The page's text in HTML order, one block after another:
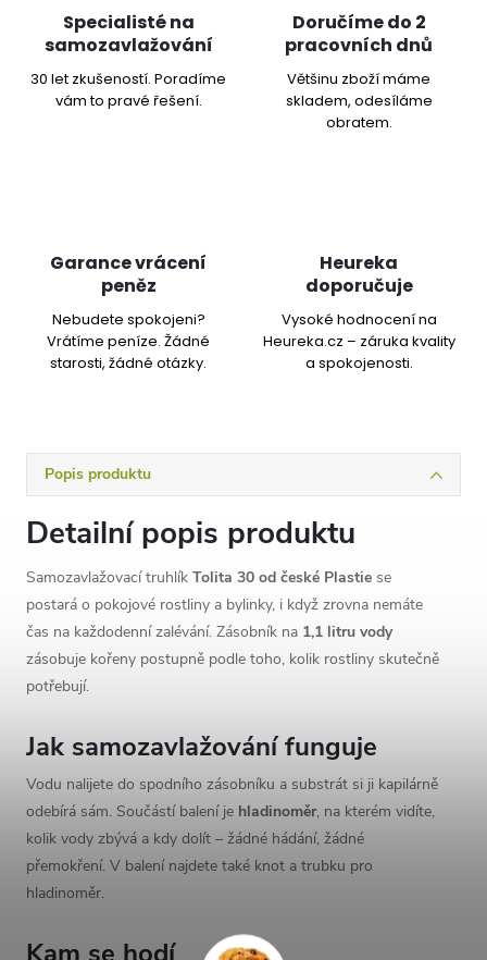
Specialisté na
samozavlažování
30 let zkušeností. Poradíme
vám to pravé řešení.
Doručíme do 2
pracovních dnů
Většinu zboží máme
skladem, odesíláme
obratem.
Garance vrácení
peněz
Nebudete spokojeni?
Vrátíme peníze. Žádné
starosti, žádné otázky.
Heureka
doporučuje
Vysoké hodnocení na
Heureka.cz – záruka kvality
a spokojenosti.
Popis produktu
Detailní popis produktu
Samozavlažovací truhlík Tolita 30 od české Plastie se
postará o pokojové rostliny a bylinky, i když zrovna nemáte
čas na každodenní zalévání. Zásobník na 1,1 litru vody
zásobuje kořeny postupně podle toho, kolik rostliny skutečně
potřebují.
Jak samozavlažování funguje
Vodu nalijete do spodního zásobníku a substrát si ji kapilárně
odebírá sám. Součástí balení je hladinoměr, na kterém vidíte,
kolik vody zbývá a kdy dolít – žádné hádání, žádné
přemokření. V balení najdete také knot a trubku pro
hladinoměr.